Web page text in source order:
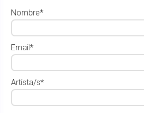
Nombre*
Email*
Artista/s*